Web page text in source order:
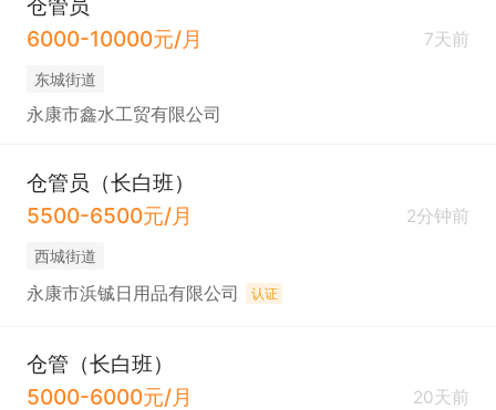
6000-10000元/月
7天前
东城街道
永康市鑫水工贸有限公司
仓管员（长白班）
5500-6500元/月
2分钟前
西城街道
永康市浜铖日用品有限公司 认证
仓管（长白班）
5000-6000元/月
20天前